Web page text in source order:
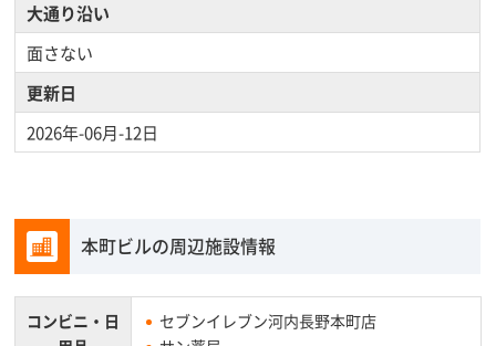
大通り沿い
面さない
更新日
2026年-06月-12日
本町ビルの周辺施設情報
コンビニ・ 日
セブンイレブン河内長野本町店